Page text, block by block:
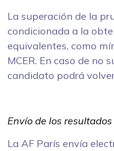
La superación de la
condicionada a la
equivalentes, como
MCER. En caso de no
candidato podrá
Envío de los resultados
La AF París envía